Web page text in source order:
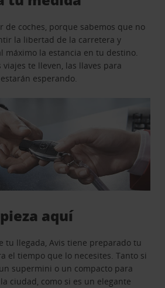
de coches, porque sabemos que no
la libertad de la carretera y
máximo la estancia en tu destino.
te lleven, las llaves para
esperando.
aquí
tu llegada, Avis tiene preparado tu
el tiempo que lo necesites. Tanto si
supermini o un compacto para
ciudad, como si es un elegante